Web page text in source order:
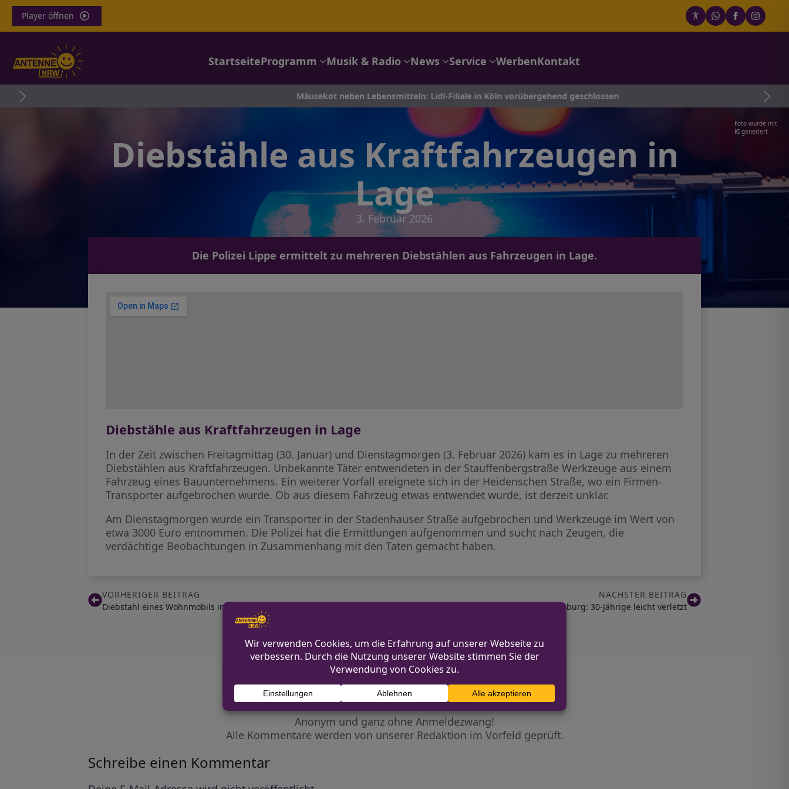
Player öffnen
StartseiteProgramm Musik & Radio News Service WerbenKontakt
Mäusekot neben Lebensmitteln: Lidl-Filiale in Köln vorübergehend geschlossen
Foto wurde mit
KI generiert
Diebstähle aus Kraftfahrzeugen in
Lage
3. Februar 2026
Die Polizei Lippe ermittelt zu mehreren Diebstählen aus Fahrzeugen in Lage.
Diebstähle aus Kraftfahrzeugen in Lage
In der Zeit zwischen Freitagmittag (30. Januar) und Dienstagmorgen (3. Februar 2026) kam es in Lage zu mehreren
Diebstählen aus Kraftfahrzeugen. Unbekannte Täter entwendeten in der Stauffenbergstraße Werkzeuge aus einem
Fahrzeug eines Bauunternehmens. Ein weiterer Vorfall ereignete sich in der Heidenschen Straße, wo ein Firmen-
Transporter aufgebrochen wurde. Ob aus diesem Fahrzeug etwas entwendet wurde, ist derzeit unklar.
Am Dienstagmorgen wurde ein Transporter in der Stadenhauser Straße aufgebrochen und Werkzeuge im Wert von
etwa 3000 Euro entnommen. Die Polizei hat die Ermittlungen aufgenommen und sucht nach Zeugen, die
verdächtige Beobachtungen in Zusammenhang mit den Taten gemacht haben.
VORHERIGER BEITRAG
Diebstahl eines Wohnmobils in Lemgo
NÄCHSTER BEITRAG
Auffahrunfall in Hagen-Hohenlimburg: 30-Jährige leicht verletzt
Diskutiere mit!
Anonym und ganz ohne Anmeldezwang!
Alle Kommentare werden von unserer Redaktion im Vorfeld geprüft.
Schreibe einen Kommentar